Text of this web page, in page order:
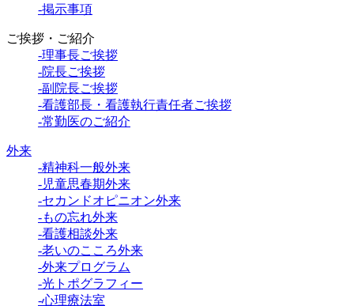
-掲示事項
ご挨拶・ご紹介
-理事長ご挨拶
-院長ご挨拶
-副院長ご挨拶
-看護部長・看護執行責任者ご挨拶
-常勤医のご紹介
外来
-精神科一般外来
-児童思春期外来
-セカンドオピニオン外来
-もの忘れ外来
-看護相談外来
-老いのこころ外来
-外来プログラム
-光トポグラフィー
-心理療法室